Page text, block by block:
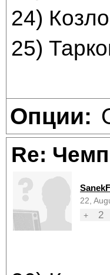
24)
25)
Опции:
Re:
22,
+
2